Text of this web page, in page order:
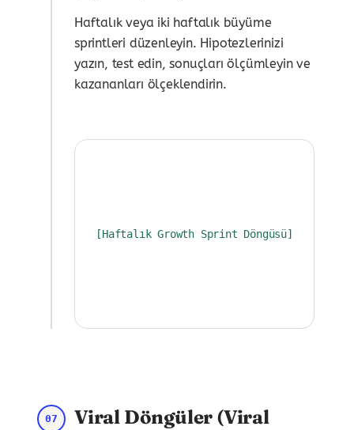
Haftalık veya iki haftalık büyüme
sprintleri düzenleyin. Hipotezlerinizi
yazın, test edin, sonuçları ölçümleyin ve
kazananları ölçeklendirin.
[Haftalık Growth Sprint Döngüsü]
07
Viral Döngüler (Viral